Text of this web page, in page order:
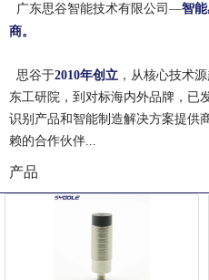
广东思谷智能技术有限公司 —智
商。
思谷于2010年创立 ，从核心技术
东工研院，到对标海内外品牌，已
识别产品和智能制造解决方案提供
赖的合作伙伴...
产品